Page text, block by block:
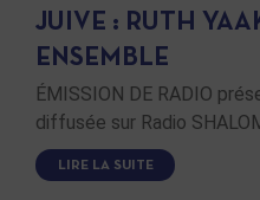
JUIVE : RUTH
ENSEMBLE
ÉMISSION DE RADIO
diffusée sur Radio
LIRE LA SUITE